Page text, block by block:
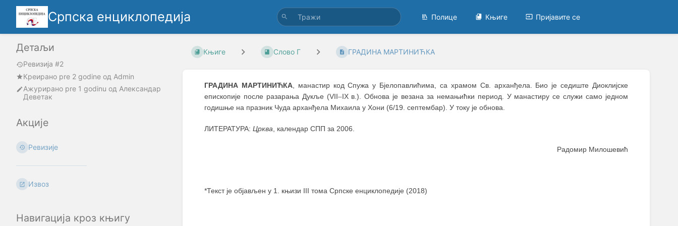
Српска енциклопедија Полице Књиге Пријавите се
Детаљи
Ревизија #2
Креирано pre 2 godine oд Admin
Ажурирано pre 1 godinu од Александар
Деветак
Акције
Ревизије
Извоз
Навигација кроз књигу
Књиге Слово Г ГРАДИНА МАРТИНИЋКА
ГРАДИНА МАРТИНИЋКА, манастир код Спужа у Бјелопавлићима, са храмом Св. арханђела. Био је седиште Диоклијске
епископије после разарања Дукље (VII–IX в.). Обнова је везана за немањићки период. У манастиру се служи само једном
годишње на празник Чуда арханђела Михаила у Хони (6/19. септембар). У току је обнова.
ЛИТЕРАТУРА: Црква , календар СПП за 2006.
Радомир Милошевић
*Текст је објављен у 1. књизи III тома Српске енциклопедије (2018)